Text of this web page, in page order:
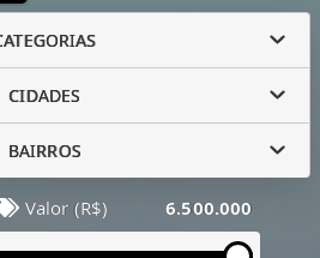
CIDADES
BAIRROS
Valor (R$) 6.500.000